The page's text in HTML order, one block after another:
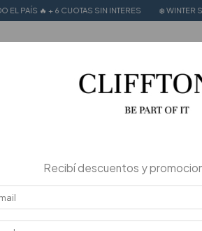
SIN INTERES ❄️ WINTER SALE ✨ ENVÍOS A
Recibí descuentos y